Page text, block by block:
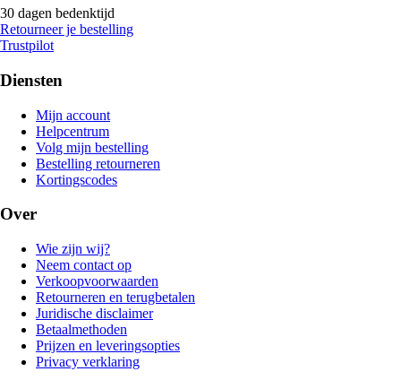
30 dagen bedenktijd
Retourneer je bestelling
Trustpilot
Diensten
Mijn account
Helpcentrum
Volg mijn bestelling
Bestelling retourneren
Kortingscodes
Over
Wie zijn wij?
Neem contact op
Verkoopvoorwaarden
Retourneren en terugbetalen
Juridische disclaimer
Betaalmethoden
Prijzen en leveringsopties
Privacy verklaring